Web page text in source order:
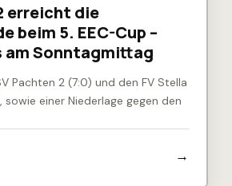
erreicht die
beim 5. EEC-Cup –
Sonntagmittag
Pachten 2 (7:0) und den FV Stella
sowie einer Niederlage gegen den